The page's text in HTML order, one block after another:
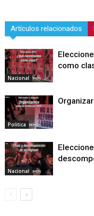
Artículos relacionados
Nacional
como
Politica
Nacional